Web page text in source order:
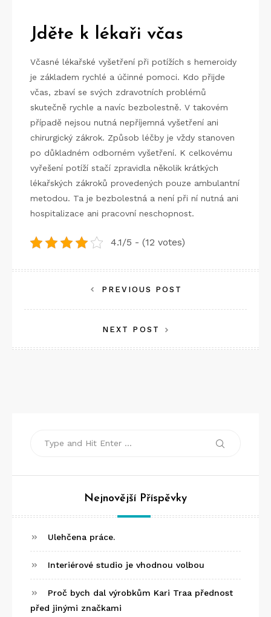
Jděte k lékaři včas
Včasné lékařské vyšetření při potížích s hemeroidy
je základem rychlé a účinné pomoci. Kdo přijde
včas, zbaví se svých zdravotních problémů
skutečně rychle a navíc bezbolestně. V takovém
případě nejsou nutná nepříjemná vyšetření ani
chirurgický zákrok. Způsob léčby je vždy stanoven
po důkladném odborném vyšetření. K celkovému
vyřešení potíží stačí zpravidla několik krátkých
lékařských zákroků provedených pouze ambulantní
metodou. Ta je bezbolestná a není při ní nutná ani
hospitalizace ani pracovní neschopnost.
4.1/5 - (12 votes)
Navigace
pro
PREVIOUS POST
NEXT POST
Search
Nejnovější Příspěvky
Ulehčena práce.
Interiérové studio je vhodnou volbou
Proč bych dal výrobkům Kari Traa přednost
před jinými značkami